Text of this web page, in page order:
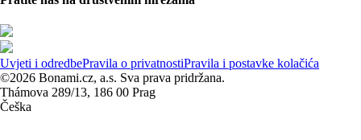
Uvjeti i odredbePravila o privatnostiPravila i postavke kolačića
©2026 Bonami.cz, a.s. Sva prava pridržana.
Thámova 289/13, 186 00 Prag
Češka